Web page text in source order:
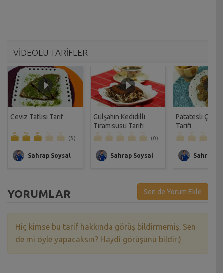
VİDEOLU TARİFLER
Ceviz Tatlısı Tarif
(3)
Sahrap Soysal
Gülşahın Kedidilli
Tiramisusu Tarifi
(0)
Sahrap Soysal
Patatesli Çıtır
Tarifi
Sahrap
YORUMLAR Sen de Yorum Ekle
Hiç kimse bu tarif hakkında görüş bildirmemiş. Sen
de mi öyle yapacaksın? Haydi görüşünü bildir:)